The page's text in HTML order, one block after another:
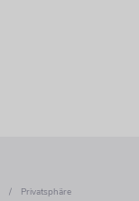
/ Privatsphäre